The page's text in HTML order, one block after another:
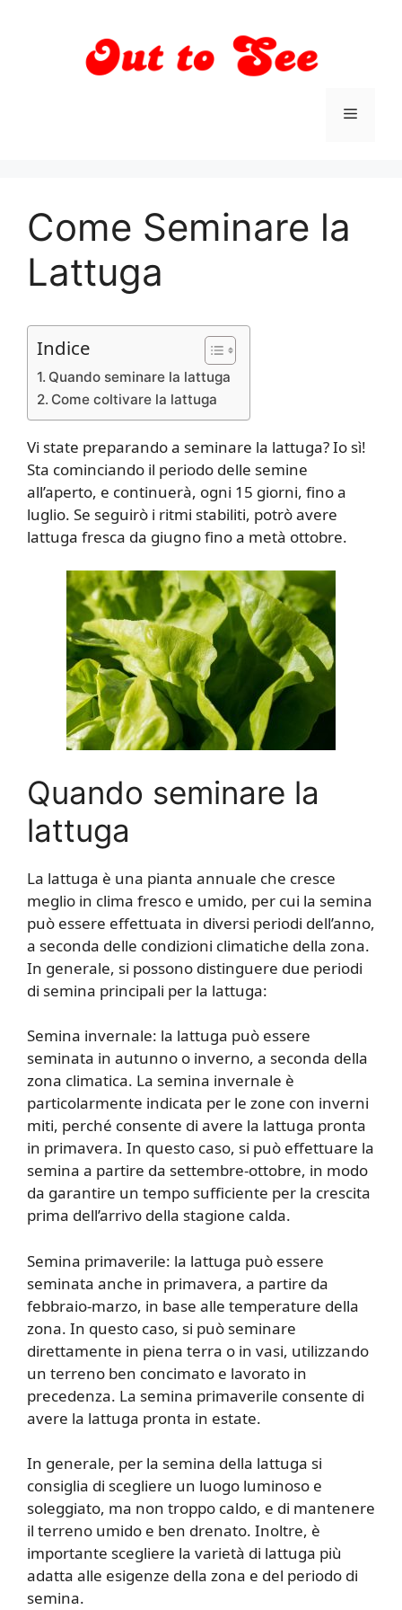
Menu
Come Seminare la
Lattuga
Indice
Quando seminare la lattuga
Come coltivare la lattuga
Vi state preparando a seminare la lattuga? Io sì!
Sta cominciando il periodo delle semine
all’aperto, e continuerà, ogni 15 giorni, fino a
luglio. Se seguirò i ritmi stabiliti, potrò avere
lattuga fresca da giugno fino a metà ottobre.
Quando seminare la
lattuga
La lattuga è una pianta annuale che cresce
meglio in clima fresco e umido, per cui la semina
può essere effettuata in diversi periodi dell’anno,
a seconda delle condizioni climatiche della zona.
In generale, si possono distinguere due periodi
di semina principali per la lattuga:
Semina invernale: la lattuga può essere
seminata in autunno o inverno, a seconda della
zona climatica. La semina invernale è
particolarmente indicata per le zone con inverni
miti, perché consente di avere la lattuga pronta
in primavera. In questo caso, si può effettuare la
semina a partire da settembre-ottobre, in modo
da garantire un tempo sufficiente per la crescita
prima dell’arrivo della stagione calda.
Semina primaverile: la lattuga può essere
seminata anche in primavera, a partire da
febbraio-marzo, in base alle temperature della
zona. In questo caso, si può seminare
direttamente in piena terra o in vasi, utilizzando
un terreno ben concimato e lavorato in
precedenza. La semina primaverile consente di
avere la lattuga pronta in estate.
In generale, per la semina della lattuga si
consiglia di scegliere un luogo luminoso e
soleggiato, ma non troppo caldo, e di mantenere
il terreno umido e ben drenato. Inoltre, è
importante scegliere la varietà di lattuga più
adatta alle esigenze della zona e del periodo di
semina.